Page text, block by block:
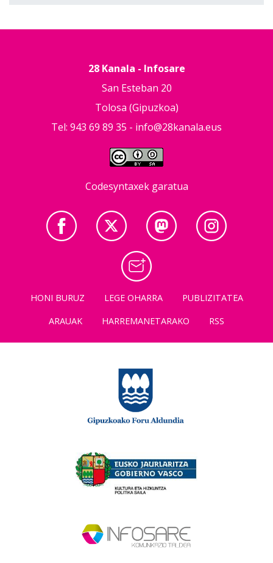
28 Kanala - Infosare
San Esteban 20
Tolosa (Gipuzkoa)
Tel: 943 69 89 35 - info@28kanala.eus
Codesyntaxek garatua
HONI BURUZ LEGE OHARRA
PUBLIZITATEA
ARAUAK
HARREMANETARAKO RSS